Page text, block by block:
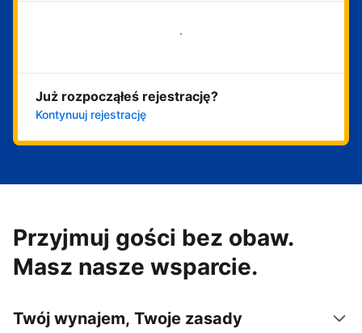
Zacznij już teraz
Już rozpocząłeś rejestrację?
Kontynuuj rejestrację
Przyjmuj gości bez obaw.
Masz nasze wsparcie.
Twój wynajem, Twoje zasady